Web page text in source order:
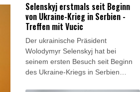
Selenskyj erstmals seit Beginn
von Ukraine-Krieg in Serbien -
Treffen mit Vucic
Der ukrainische Präsident
Wolodymyr Selenskyj hat bei
seinem ersten Besuch seit Beginn
des Ukraine-Kriegs in Serbien